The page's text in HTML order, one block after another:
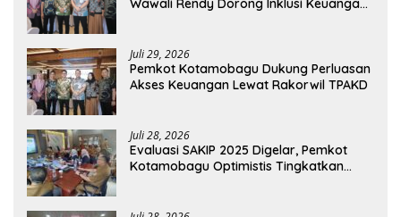
Wawali Rendy Dorong Inklusi Keuangan
Juli 29, 2026
Pemkot Kotamobagu Dukung Perluasan
Akses Keuangan Lewat Rakorwil TPAKD
Juli 28, 2026
Evaluasi SAKIP 2025 Digelar, Pemkot
Kotamobagu Optimistis Tingkatkan